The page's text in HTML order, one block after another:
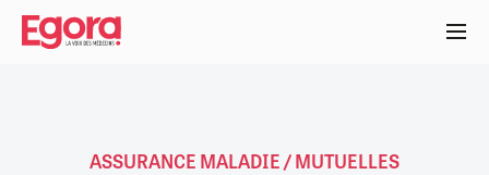
Aller
contenu
ASSURANCE MALADIE / MUTUELLES